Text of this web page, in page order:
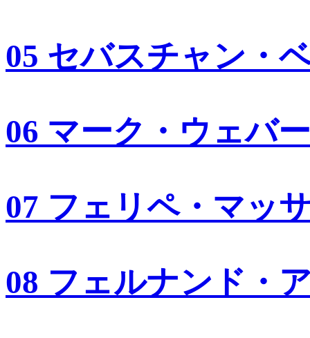
05 セバスチャン・
06 マーク・ウェバー
07 フェリペ・マッ
08 フェルナンド・